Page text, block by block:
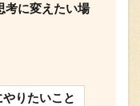
考に変えたい場
りたいこと